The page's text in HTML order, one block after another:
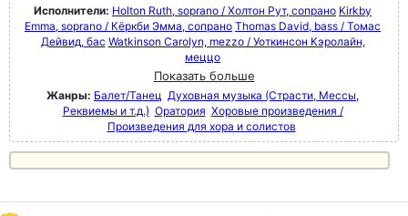
Исполнители: Holton Ruth, soprano / Холтон Рут, сопрано Kirkby
Emma, soprano / Кёркби Эмма, сопрано Thomas David, bass / Томас
Дейвид, бас Watkinson Carolyn, mezzo / Уоткинсон Кэролайн,
меццо
Показать больше
Жанры: Балет/Танец Духовная музыка (Страсти, Мессы,
Реквиемы и т.д.) Оратория Хоровые произведения /
Произведения для хора и солистов